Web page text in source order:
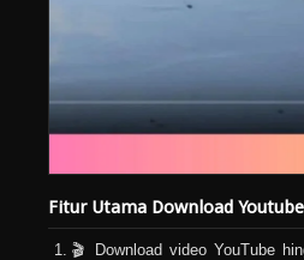
Fitur Utama Download
🎬 Download video YouTube